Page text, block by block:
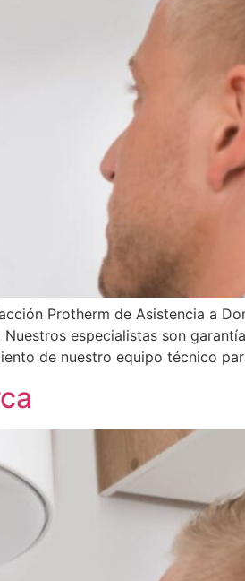
Protherm de Asistencia a
especialistas son
de nuestro equipo técnico